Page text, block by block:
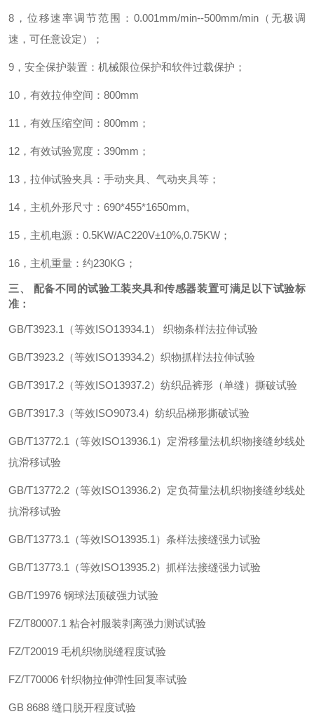
8 ，位移速率调节范围： 0.001mm/min--500mm/min（无极调
速，可任意设定）；
9 ，安全保护装置：机械限位保护和软件过载保护；
10 ，有效拉伸空间： 800mm
11 ，有效压缩空间： 800mm ；
12 ，有效试验宽度： 390mm ；
13 ，拉伸试验夹具：手动夹具、气动夹具等；
14 ，主机外形尺寸： 690*455*1650mm,
15 ，主机电源： 0.5KW/AC220V±10%,0.75KW ；
16 ，主机重量：约230KG ；
三、
配备不同的试验工装夹具和传感器装置可满足以下试验标
准：
GB/T3923.1 （等效ISO13934.1 ） 织物条样法拉伸试验
GB/T3923.2 （等效ISO13934.2）织物抓样法拉伸试验
GB/T3917.2 （等效ISO13937.2）纺织品裤形（单缝）撕破试验
GB/T3917.3 （等效ISO9073.4）纺织品梯形撕破试验
GB/T13772.1 （等效ISO13936.1 ）定滑移量法机织物接缝纱线处
抗滑移试验
GB/T13772.2 （等效ISO13936.2）定负荷量法机织物接缝纱线处
抗滑移试验
GB/T13773.1 （等效ISO13935.1 ）条样法接缝强力试验
GB/T13773.1 （等效ISO13935.2）抓样法接缝强力试验
GB/T19976 钢球法顶破强力试验
FZ/T80007.1 粘合衬服装剥离强力测试试验
FZ/T20019 毛机织物脱缝程度试验
FZ/T70006 针织物拉伸弹性回复率试验
GB 8688 缝口脱开程度试验